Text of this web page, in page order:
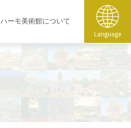
ハーモ美術館について
Language